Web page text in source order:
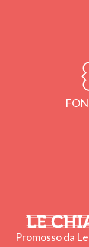
Promosso da